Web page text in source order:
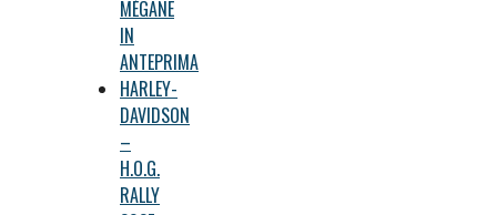
MÉGANE
IN
ANTEPRIMA
HARLEY-
DAVIDSON
–
H.O.G.
RALLY